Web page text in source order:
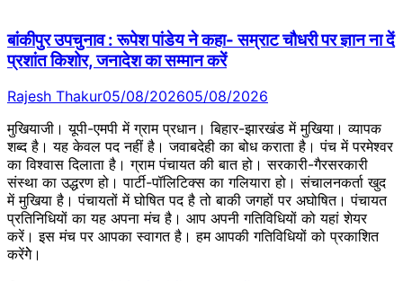
बांकीपुर उपचुनाव : रूपेश पांडेय ने कहा- सम्राट चौधरी पर ज्ञान ना दें
प्रशांत किशोर, जनादेश का सम्मान करें
Rajesh Thakur05/08/202605/08/2026
मुखियाजी। यूपी-एमपी में ग्राम प्रधान। बिहार-झारखंड में मुखिया। व्यापक
शब्द है। यह केवल पद नहीं है। जवाबदेही का बोध कराता है। पंच में परमेश्वर
का विश्वास दिलाता है। ग्राम पंचायत की बात हो। सरकारी-गैरसरकारी
संस्था का उद्धरण हो। पार्टी-पॉलिटिक्स का गलियारा हो। संचालनकर्ता खुद
में मुखिया है। पंचायतों में घोषित पद है तो बाकी जगहों पर अघोषित। पंचायत
प्रतिनिधियों का यह अपना मंच है। आप अपनी गतिविधियों को यहां शेयर
करें। इस मंच पर आपका स्वागत है। हम आपकी गतिविधियों को प्रकाशित
करेंगेे।